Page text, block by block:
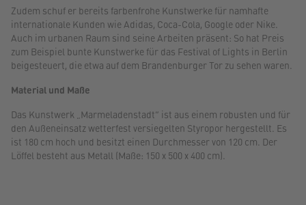
Zudem schuf er bereits farbenfrohe Kunstwerke für namhafte
internationale Kunden wie Adidas, Coca-Cola, Google oder Nike.
Auch im urbanen Raum sind seine Arbeiten präsent: So hat Preis
zum Beispiel bunte Kunstwerke für das Festival of Lights in Berlin
beigesteuert, die etwa auf dem Brandenburger Tor zu sehen waren.
Material und Maße
Das Kunstwerk „Marmeladenstadt“ ist aus einem robusten und für
den Außeneinsatz wetterfest versiegelten Styropor hergestellt. Es
ist 180 cm hoch und besitzt einen Durchmesser von 120 cm. Der
Löffel besteht aus Metall (Maße: 150 x 500 x 400 cm).